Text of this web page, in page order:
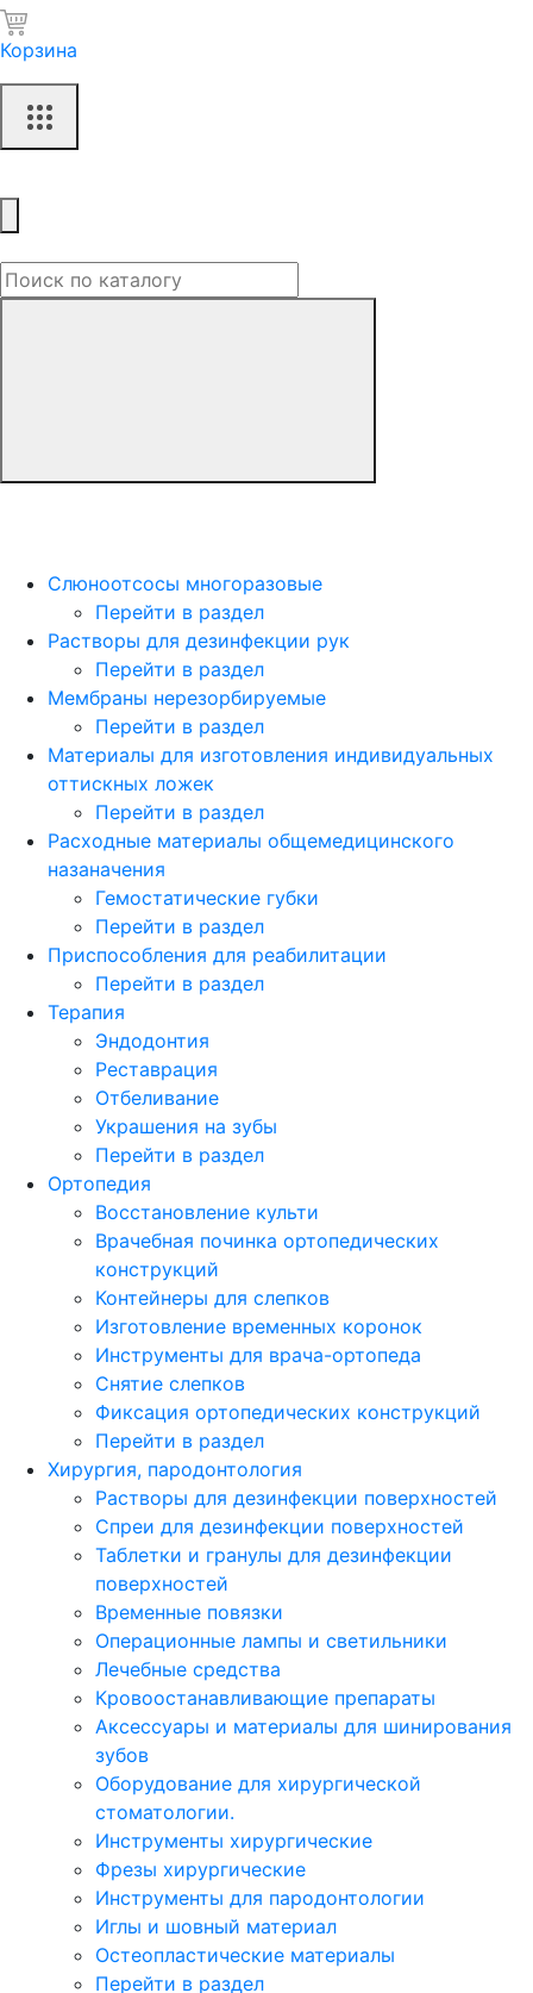
Корзина
Слюноотсосы многоразовые
Перейти в раздел
Растворы для дезинфекции рук
Перейти в раздел
Мембраны нерезорбируемые
Перейти в раздел
Материалы для изготовления индивидуальных
оттискных ложек
Перейти в раздел
Расходные материалы общемедицинского
назаначения
Гемостатические губки
Перейти в раздел
Приспособления для реабилитации
Перейти в раздел
Терапия
Эндодонтия
Реставрация
Отбеливание
Украшения на зубы
Перейти в раздел
Ортопедия
Восстановление культи
Врачебная починка ортопедических
конструкций
Контейнеры для слепков
Изготовление временных коронок
Инструменты для врача-ортопеда
Снятие слепков
Фиксация ортопедических конструкций
Перейти в раздел
Хирургия, пародонтология
Растворы для дезинфекции поверхностей
Спреи для дезинфекции поверхностей
Таблетки и гранулы для дезинфекции
поверхностей
Временные повязки
Операционные лампы и светильники
Лечебные средства
Кровоостанавливающие препараты
Аксессуары и материалы для шинирования
зубов
Оборудование для хирургической
стоматологии.
Инструменты хирургические
Фрезы хирургические
Инструменты для пародонтологии
Иглы и шовный материал
Остеопластические материалы
Перейти в раздел